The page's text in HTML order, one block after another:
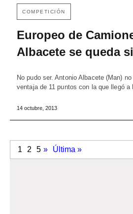
COMPETICIÓN
Europeo de
Albacete se queda
No pudo ser. Antonio Albacete (Man)
ventaja de 11 puntos con la que llegó
14 octubre, 2013
1 2 5 » Última »